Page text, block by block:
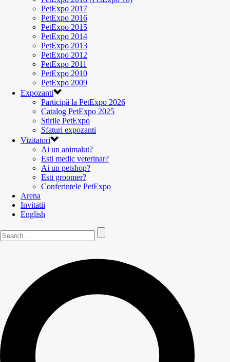
PetExpo 2017
PetExpo 2016
PetExpo 2015
PetExpo 2014
PetExpo 2013
PetExpo 2012
PetExpo 2011
PetExpo 2010
PetExpo 2009
Expozanti
Participă la PetExpo 2026
Catalog PetExpo 2025
Stirile PetExpo
Sfaturi expozanti
Vizitatori
Ai un animalut?
Esti medic veterinar?
Ai un petshop?
Esti groomer?
Conferintele PetExpo
Arena
Invitatii
English